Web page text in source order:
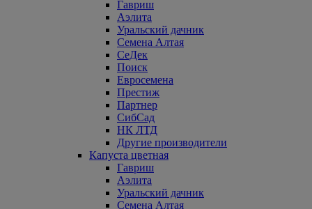
Гавриш
Аэлита
Уральский дачник
Семена Алтая
СеДек
Поиск
Евросемена
Престиж
Партнер
СибСад
НК ЛТД
Другие производители
Капуста цветная
Гавриш
Аэлита
Уральский дачник
Семена Алтая